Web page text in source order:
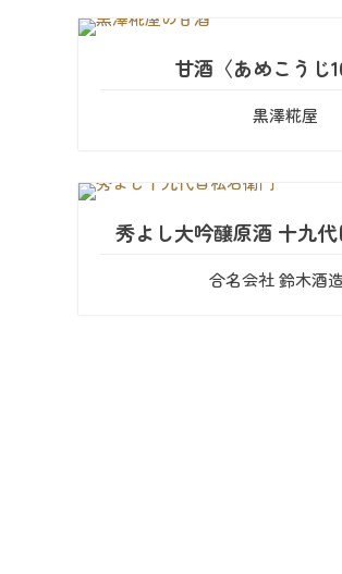
甘酒〈あめこうじ
黒澤糀屋
秀よし大吟醸原酒 十九
合名会社 鈴木酒